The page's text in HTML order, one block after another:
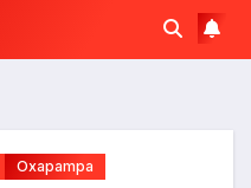
Oxapampa